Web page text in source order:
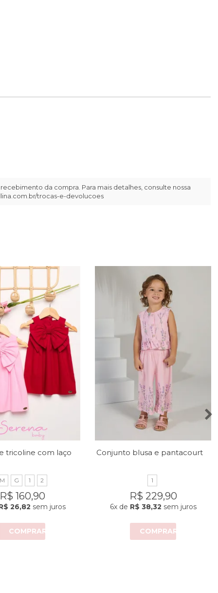
da compra. Para mais detalhes, consulte nossa
trocas-e-devolucoes
M G 1 2
R$ 160,90
26,82 sem juros
COMPRAR
1
R$ 229,90
6xde R$ 38,32 sem juros
COMPRAR